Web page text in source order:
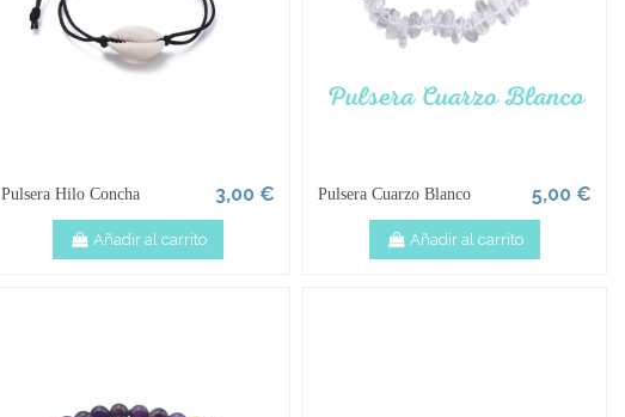
Pulsera Hilo Concha 3,00 €
Añadir al carrito
Pulsera Cuarzo Blanco 5,00 €
Añadir al carrito